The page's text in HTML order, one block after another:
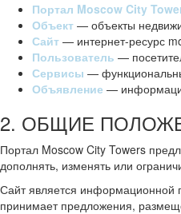
Портал Moscow City
Объект — объекты
Сайт — интернет-ресурс
Пользователь —
Сервисы —
Объявление —
2. ОБЩИЕ
Портал Moscow City Towers
дополнять, изменять или
Сайт является информационной
принимает предложения,